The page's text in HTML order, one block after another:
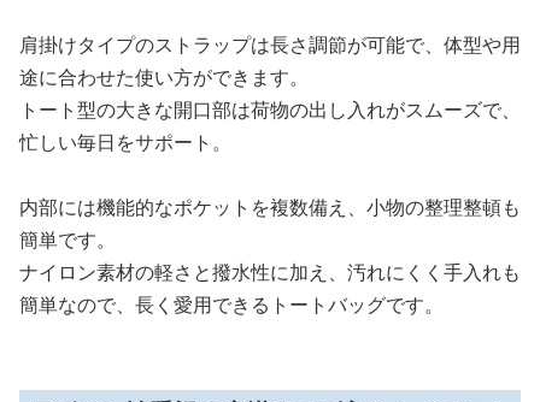
肩掛けタイプのストラップは長さ調節が可能で、体型や用
途に合わせた使い方ができます。
トート型の大きな開口部は荷物の出し入れがスムーズで、
忙しい毎日をサポート。
内部には機能的なポケットを複数備え、小物の整理整頓も
簡単です。
ナイロン素材の軽さと撥水性に加え、汚れにくく手入れも
簡単なので、長く愛用できるトートバッグです。